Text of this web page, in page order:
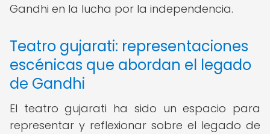
Gandhi en la lucha por la independencia.
Teatro gujarati: representaciones
escénicas que abordan el legado
de Gandhi
El teatro gujarati ha sido un espacio para
representar y reflexionar sobre el legado de